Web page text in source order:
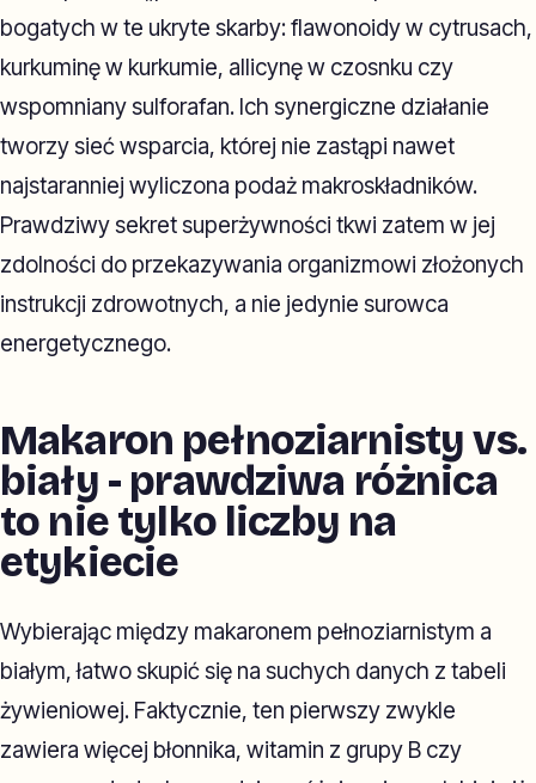
bogatych w te ukryte skarby: flawonoidy w cytrusach,
kurkuminę w kurkumie, allicynę w czosnku czy
wspomniany sulforafan. Ich synergiczne działanie
tworzy sieć wsparcia, której nie zastąpi nawet
najstaranniej wyliczona podaż makroskładników.
Prawdziwy sekret superżywności tkwi zatem w jej
zdolności do przekazywania organizmowi złożonych
instrukcji zdrowotnych, a nie jedynie surowca
energetycznego.
Makaron pełnoziarnisty vs.
biały - prawdziwa różnica
to nie tylko liczby na
etykiecie
Wybierając między makaronem pełnoziarnistym a
białym, łatwo skupić się na suchych danych z tabeli
żywieniowej. Faktycznie, ten pierwszy zwykle
zawiera więcej błonnika, witamin z grupy B czy